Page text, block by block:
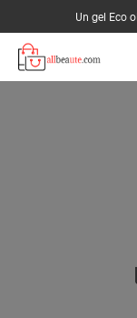
Un gel Eco